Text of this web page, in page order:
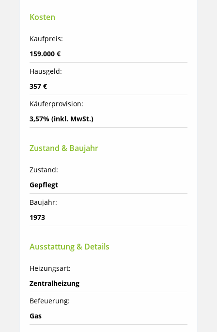
Kosten
Kaufpreis:
159.000 €
Hausgeld:
357 €
Käuferprovision:
3,57% (inkl. MwSt.)
Zustand & Baujahr
Zustand:
Gepflegt
Baujahr:
1973
Ausstattung & Details
Heizungsart:
Zentralheizung
Befeuerung:
Gas